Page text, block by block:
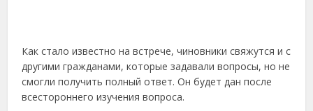
Как стало известно на встрече, чиновники свяжутся и с
другими гражданами, которые задавали вопросы, но не
смогли получить полный ответ. Он будет дан после
всестороннего изучения вопроса.